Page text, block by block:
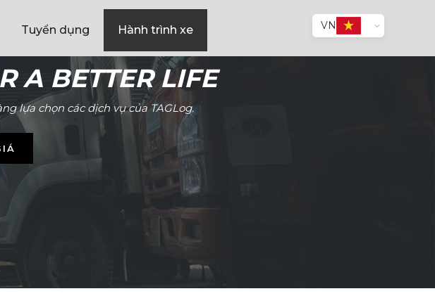
Tuyển dụng Hành trình xe VN